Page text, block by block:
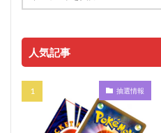
人気記事
抽選情報